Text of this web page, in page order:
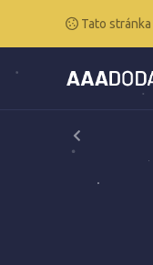
Tato